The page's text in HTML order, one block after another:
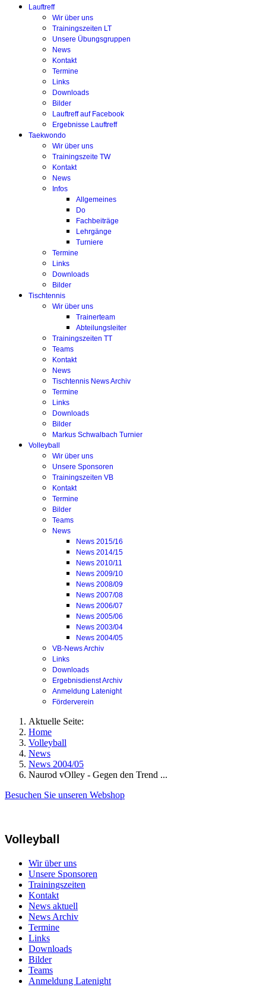
Lauftreff
Wir über uns
Trainingszeiten LT
Unsere Übungsgruppen
News
Kontakt
Termine
Links
Downloads
Bilder
Lauftreff auf Facebook
Ergebnisse Lauftreff
Taekwondo
Wir über uns
Trainingszeite TW
Kontakt
News
Infos
Allgemeines
Do
Fachbeiträge
Lehrgänge
Turniere
Termine
Links
Downloads
Bilder
Tischtennis
Wir über uns
Trainerteam
Abteilungsleiter
Trainingszeiten TT
Teams
Kontakt
News
Tischtennis News Archiv
Termine
Links
Downloads
Bilder
Markus Schwalbach Turnier
Volleyball
Wir über uns
Unsere Sponsoren
Trainingszeiten VB
Kontakt
Termine
Bilder
Teams
News
News 2015/16
News 2014/15
News 2010/11
News 2009/10
News 2008/09
News 2007/08
News 2006/07
News 2005/06
News 2003/04
News 2004/05
VB-News Archiv
Links
Downloads
Ergebnisdienst Archiv
Anmeldung Latenight
Förderverein
Aktuelle Seite:
Home
Volleyball
News
News 2004/05
Naurod vOlley - Gegen den Trend ...
Besuchen Sie unseren Webshop
Volleyball
Wir über uns
Unsere Sponsoren
Trainingszeiten
Kontakt
News aktuell
News Archiv
Termine
Links
Downloads
Bilder
Teams
Anmeldung Latenight